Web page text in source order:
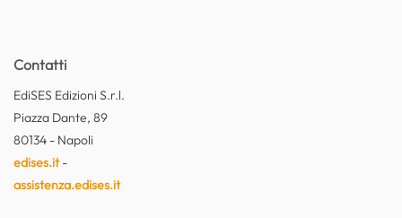
Contatti
EdiSES Edizioni S.r.l.
Piazza Dante, 89
80134 - Napoli
edises.it-
assistenza.edises.it